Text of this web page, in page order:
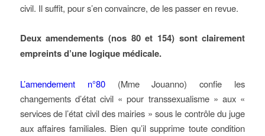
civil. Il suffit, pour s’en convaincre, de les passer en revue.
Deux amendements (nos 80 et 154) sont clairement
empreints d’une logique médicale.
L’amendement n°80(Mme Jouanno) confie les
changements d’état civil « pour transsexualisme » aux «
services de l’état civil des mairies » sous le contrôle du juge
aux affaires familiales. Bien qu’il supprime toute condition